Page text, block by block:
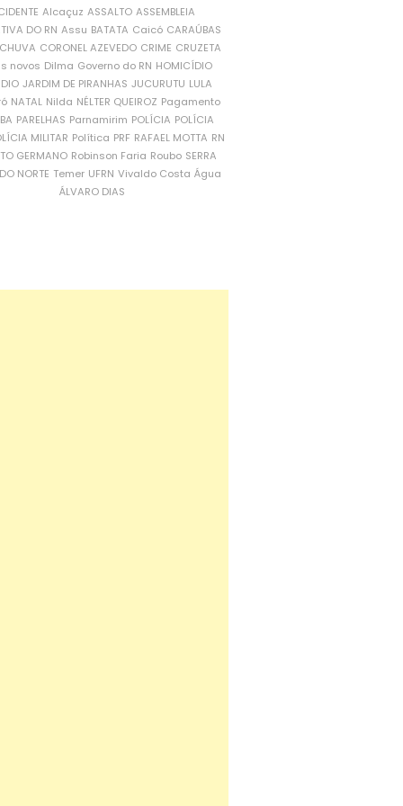
Alcaçuz ASSALTO ASSEMBLEIA
DO RN Assu BATATA Caicó CARAÚBAS
CORONEL AZEVEDO CRIME CRUZETA
novos Dilma Governo do RN HOMICÍDIO
JARDIM DE PIRANHAS JUCURUTU LULA
NATAL Nilda NÉLTER QUEIROZ Pagamento
PARELHAS Parnamirim POLÍCIA POLÍCIA
MILITAR Política PRF RAFAEL MOTTA RN
GERMANO Robinson Faria Roubo SERRA
NORTE Temer UFRN Vivaldo Costa Água
ÁLVARO DIAS